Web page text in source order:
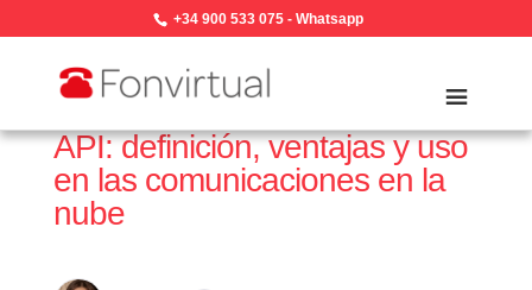
+34 900 533 075- Whatsapp
API: definición, ventajas y uso
en las comunicaciones en la
nube